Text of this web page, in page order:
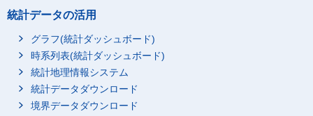
統計データの活用
グラフ(統計ダッシュボード)
時系列表(統計ダッシュボード)
統計地理情報システム
統計データダウンロード
境界データダウンロード